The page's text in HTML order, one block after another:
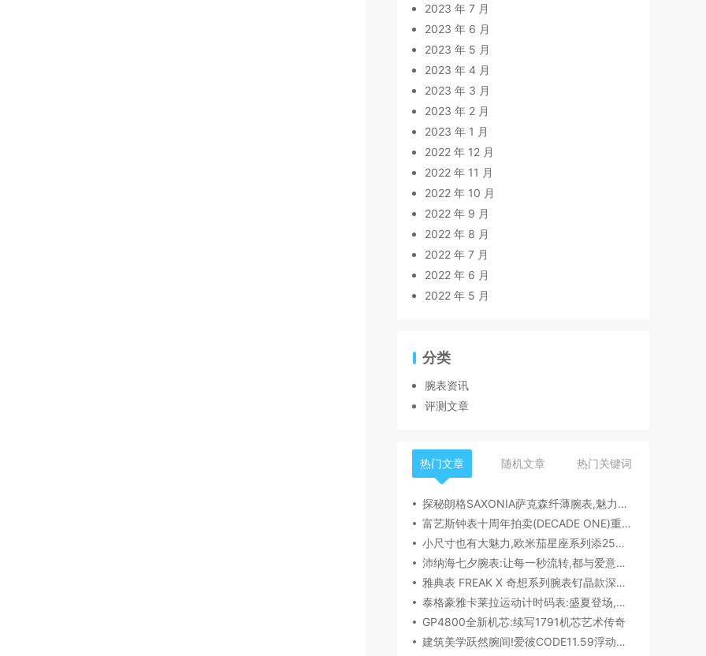
2023 年 7 月
2023 年 6 月
2023 年 5 月
2023 年 4 月
2023 年 3 月
2023 年 2 月
2023 年 1 月
2022 年 12 月
2022 年 11 月
2022 年 10 月
2022 年 9 月
2022 年 8 月
2022 年 7 月
2022 年 6 月
2022 年 5 月
分类
腕表资讯
评测文章
热门文章 随机文章 热门关键词
探秘朗格SAXONIA萨克森纤薄腕表,魅力究竟何在？
富艺斯钟表十周年拍卖(DECADE ONE)重磅登场:首枚百达翡丽1518精钢腕表领衔呈献
小尺寸也有大魅力,欧米茄星座系列添25mm/28mm新作,精致感拉满
沛纳海七夕腕表:让每一秒流转,都与爱意同行
雅典表 FREAK X 奇想系列腕表钌晶款深度解读​
泰格豪雅卡莱拉运动计时码表:盛夏登场,精密机械诠释极速魅力
GP4800全新机芯:续写1791机芯艺术传奇
建筑美学跃然腕间!爱彼CODE11.59浮动陀飞轮镂空表,解锁时间律动新形态